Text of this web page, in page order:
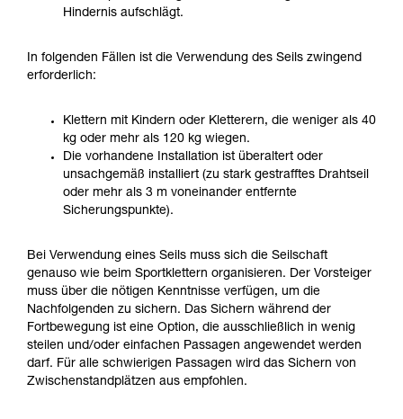
Hindernis aufschlägt.
In folgenden Fällen ist die Verwendung des Seils zwingend
erforderlich:
Klettern mit Kindern oder Kletterern, die weniger als 40
kg oder mehr als 120 kg wiegen.
Die vorhandene Installation ist überaltert oder
unsachgemäß installiert (zu stark gestrafftes Drahtseil
oder mehr als 3 m voneinander entfernte
Sicherungspunkte).
Bei Verwendung eines Seils muss sich die Seilschaft
genauso wie beim Sportklettern organisieren. Der Vorsteiger
muss über die nötigen Kenntnisse verfügen, um die
Nachfolgenden zu sichern. Das Sichern während der
Fortbewegung ist eine Option, die ausschließlich in wenig
steilen und/oder einfachen Passagen angewendet werden
darf. Für alle schwierigen Passagen wird das Sichern von
Zwischenstandplätzen aus empfohlen.